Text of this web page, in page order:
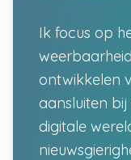
Ik focus op
ontwikkelen
aansluiten
digitale